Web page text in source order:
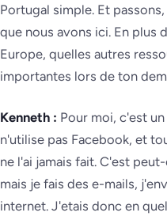
Portugal simple. Et
que nous avons ici. En plus
Europe, quelles autres
importantes lors de ton
Kenneth : Pour moi, c'est
n'utilise pas Facebook, et
ne l'ai jamais fait. C'est
mais je fais des e-mails,
internet. J'etais donc en